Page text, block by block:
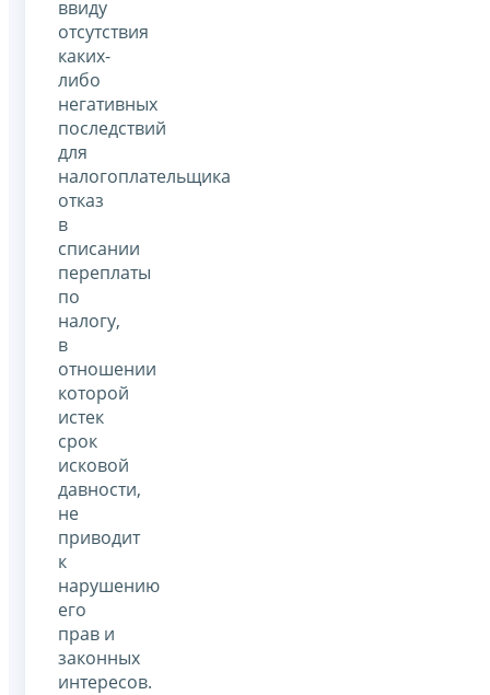
ввиду
отсутствия
каких-
либо
негативных
последствий
для
налогоплательщика
отказ
в
списании
переплаты
по
налогу,
в
отношении
которой
истек
срок
исковой
давности,
не
приводит
к
нарушению
его
прав и
законных
интересов.